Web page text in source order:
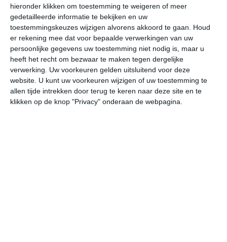
hieronder klikken om toestemming te weigeren of meer
gedetailleerde informatie te bekijken en uw
toestemmingskeuzes wijzigen alvorens akkoord te gaan.
Houd
er rekening mee dat voor bepaalde verwerkingen van uw
persoonlijke gegevens uw toestemming niet nodig is, maar u
heeft het recht om bezwaar te maken tegen dergelijke
verwerking. Uw voorkeuren gelden uitsluitend voor deze
website. U kunt uw voorkeuren wijzigen of uw toestemming te
allen tijde intrekken door terug te keren naar deze site en te
klikken op de knop "Privacy" onderaan de webpagina.
26°C 24°C 23°C
17:00 20:00 23:00 02:00 05:00
17:00 20:00 23:00 02:00 05:00